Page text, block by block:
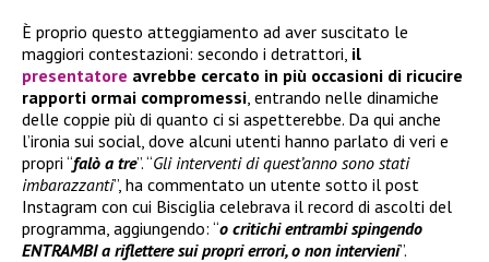
È proprio questo atteggiamento ad aver suscitato le
maggiori contestazioni: secondo i detrattori, il
presentatore avrebbe cercato in più occasioni di ricucire
rapporti ormai compromessi , entrando nelle dinamiche
delle coppie più di quanto ci si aspetterebbe. Da qui anche
l’ironia sui social, dove alcuni utenti hanno parlato di veri e
propri “falò a tre”. “Gli interventi di quest’anno sono stati
imbarazzanti”, ha commentato un utente sotto il post
Instagram con cui Bisciglia celebrava il record di ascolti del
programma, aggiungendo: “o critichi entrambi spingendo
ENTRAMBI a riflettere sui propri errori, o non intervieni”.